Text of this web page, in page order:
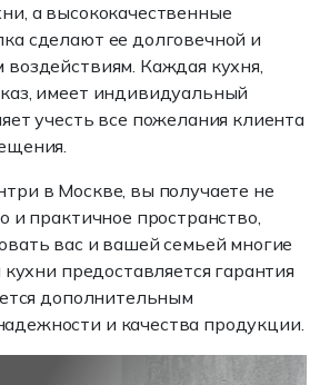
а высококачественные
сделают ее долговечной и
Каждая кухня,
имеет индивидуальный
учесть все пожелания клиента
в Москве, вы получаете не
и практичное пространство,
вас и вашей семьей многие
предоставляется гарантия
дополнительным
и качества продукции.